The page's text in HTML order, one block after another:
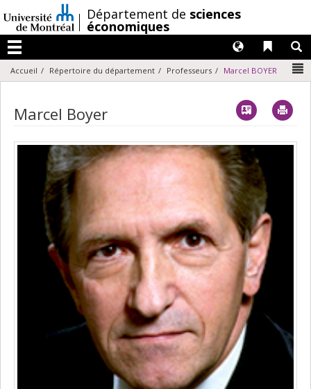
au
contenu
/Département de sciences
économiques
Menu
Liens
Langues
Accueil Répertoire du département Professeurs Marcel BOYER
Marcel Boyer Vcard